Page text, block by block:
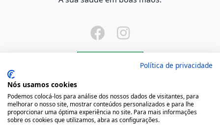
Onde Estamos
Largo São Domingos 42-44
4050-545 Porto
Política de privacidade
Nós usamos cookies
Podemos colocá-los para análise dos nossos dados de visitantes, para
melhorar o nosso site, mostrar conteúdos personalizados e para lhe
proporcionar uma óptima experiência no site. Para mais informações
sobre os cookies que utilizamos, abra as configurações.